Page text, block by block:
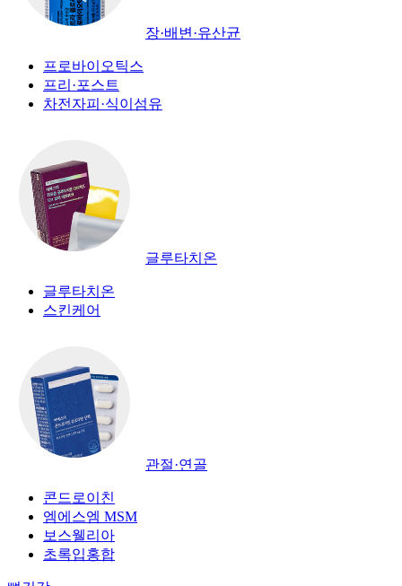
장·배변·유산균
프로바이오틱스
프리·포스트
차전자피·식이섬유
글루타치온
글루타치온
스킨케어
관절·연골
콘드로이친
엠에스엠 MSM
보스웰리아
초록입홍합